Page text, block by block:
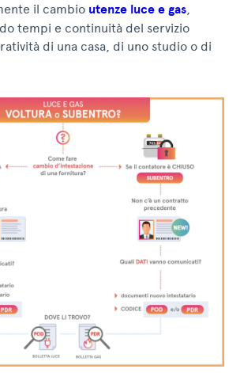
il cambio utenze luce e gas,
tempi e continuità del servizio
di una casa, di uno studio o di